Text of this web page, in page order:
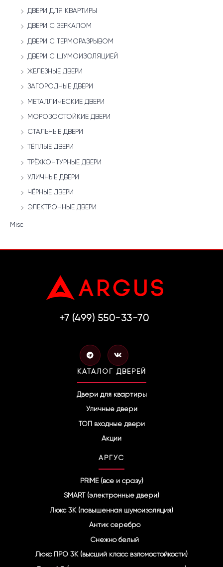
ДВЕРИ ДЛЯ КВАРТИРЫ
ДВЕРИ С ЗЕРКАЛОМ
ДВЕРИ С ТЕРМОРАЗРЫВОМ
ДВЕРИ С ШУМОИЗОЛЯЦИЕЙ
ЖЕЛЕЗНЫЕ ДВЕРИ
ЗАГОРОДНЫЕ ДВЕРИ
МЕТАЛЛИЧЕСКИЕ ДВЕРИ
МОРОЗОСТОЙКИЕ ДВЕРИ
СТАЛЬНЫЕ ДВЕРИ
ТЁПЛЫЕ ДВЕРИ
ТРЁХКОНТУРНЫЕ ДВЕРИ
УЛИЧНЫЕ ДВЕРИ
ЧЁРНЫЕ ДВЕРИ
ЭЛЕКТРОННЫЕ ДВЕРИ
Misc
+7 (499) 550-33-70
T
e
l
e
g
r
m
V
k
КАТАЛОГ ДВЕРЕЙ
Двери для квартиры
Уличные двери
ТОП входные двери
Акции
АРГУС
PRIME (все и сразу)
SMART (электронные двери)
Люкс 3К (повышенная шумоизоляция)
Антик серебро
Снежно белый
Люкс ПРО 3К (высший класс взломостойкости)